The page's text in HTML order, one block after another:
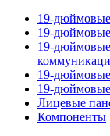
19-
19-
19-
19-
19-
Лицевые
Компоненты